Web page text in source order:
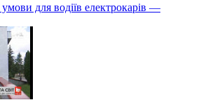
для водіїв електрокарів —